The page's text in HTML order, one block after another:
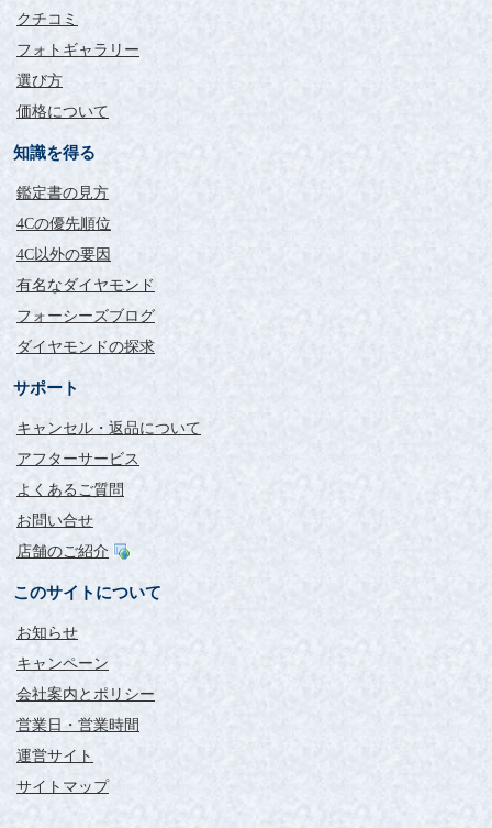
クチコミ
フォトギャラリー
選び方
価格について
知識を得る
鑑定書の見方
4Cの優先順位
4C以外の要因
有名なダイヤモンド
フォーシーズブログ
ダイヤモンドの探求
サポート
キャンセル・返品について
アフターサービス
よくあるご質問
お問い合せ
店舗のご紹介
このサイトについて
お知らせ
キャンペーン
会社案内とポリシー
営業日・営業時間
運営サイト
サイトマップ